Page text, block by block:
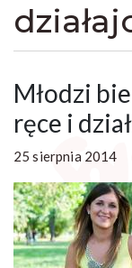
Młodzi
ręce i
25 sierpnia 2014